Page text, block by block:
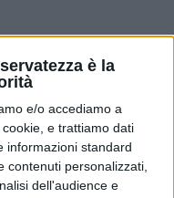
è la
e/o accediamo a
e trattiamo dati
informazioni standard
contenuti personalizzati,
dell'audience e
Scorsese, la
di alcolici